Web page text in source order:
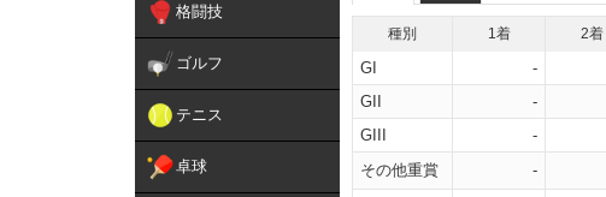
格闘技
ゴルフ
テニス
卓球
種別 1着 2着
GI -
GII
-
GIII
-
その他重賞
-